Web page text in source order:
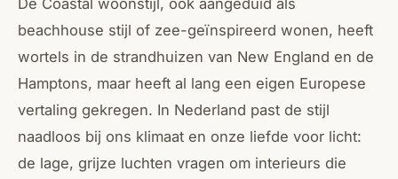
beachhouse stijl of zee-geïnspireerd wonen, heeft
wortels in de strandhuizen van New England en de
Hamptons, maar heeft al lang een eigen Europese
vertaling gekregen. In Nederland past de stijl
naadloos bij ons klimaat en onze liefde voor licht:
de lage, grijze luchten vragen om interieurs die